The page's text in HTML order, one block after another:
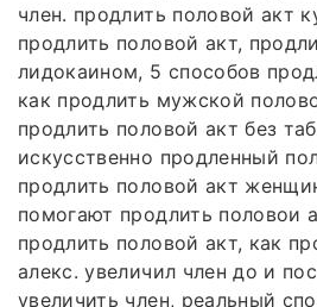
член. продлить половой акт
продлить половой акт,
лидокаином, 5 способов
как продлить мужской
продлить половой акт без
искусственно продленный
продлить половой акт
помогают продлить половои
продлить половой акт, как
алекс. увеличил член до и
увеличить член, реальный